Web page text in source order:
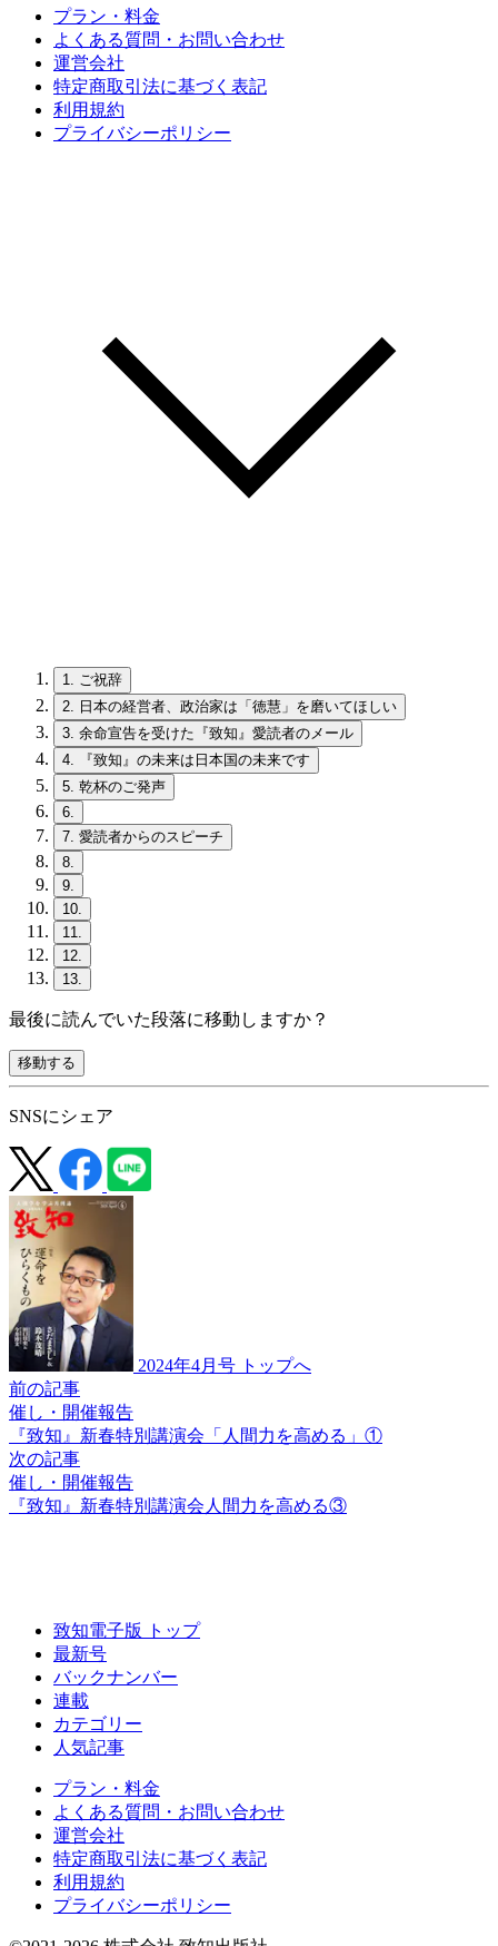
プラン・料金
よくある質問・お問い合わせ
運営会社
特定商取引法に基づく表記
利用規約
プライバシーポリシー
1. ご祝辞
2. 日本の経営者、政治家は「徳慧」を磨いてほしい
3. 余命宣告を受けた『致知』愛読者のメール
4.
『致知』の未来は日本国の未来です
5. 乾杯のご発声
6.
7. 愛読者からのスピーチ
8.
9.
10.
11.
12.
13.
最後に読んでいた段落に移動しますか？
移動する
SNSにシェア
2024年4月号 トップへ
前の記事
催し・開催報告
『致知』 新春特別講演会 「人間力を高める」①
次の記事
催し・開催報告
『致知』新春特別講演会 人間力を高める③
致知電子版 トップ
最新号
バックナンバー
連載
カテゴリー
人気記事
プラン・料金
よくある質問・お問い合わせ
運営会社
特定商取引法に基づく表記
利用規約
プライバシーポリシー